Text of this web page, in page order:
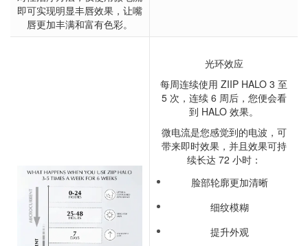
即可实现明显丰唇效果，让嘴
唇更加丰满和富有色彩。
光环效应
每周连续使用 ZIIP HALO 3 至
5 次，连续 6 周后，您便会看
到 HALO 效果。
微电流是您感觉到的电波，可
带来即时效果，并且效果可持
续长达 72 小时：
脸部轮廓更加清晰
细纹模糊
提升外观